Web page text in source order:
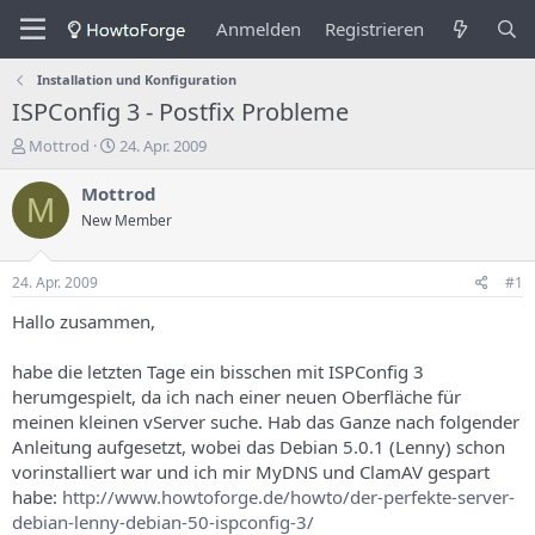
Anmelden Registrieren
Installation und Konfiguration
ISPConfig 3 - Postfix Probleme
E
s
t
e
e
r
s
T
h
e
m
a
s
Mottrod
E
s
e
n
d
a
t
u
m
24. Apr. 2009
M Mottrod
New Member
24. Apr. 2009 #1
Hallo zusammen,
habe die letzten Tage ein bisschen mit ISPConfig 3
herumgespielt, da ich nach einer neuen Oberfläche für
meinen kleinen vServer suche. Hab das Ganze nach folgender
Anleitung aufgesetzt, wobei das Debian 5.0.1 (Lenny) schon
vorinstalliert war und ich mir MyDNS und ClamAV gespart
habe: http://www.howtoforge.de/howto/der-perfekte-server-
debian-lenny-debian-50-ispconfig-3/